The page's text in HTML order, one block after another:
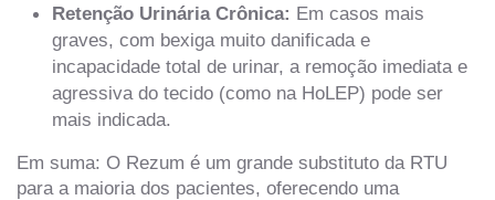
Retenção Urinária Crônica: Em casos mais
graves, com bexiga muito danificada e
incapacidade total de urinar, a remoção imediata e
agressiva do tecido (como na HoLEP) pode ser
mais indicada.
Em suma: O Rezum é um grande substituto da RTU
para a maioria dos pacientes, oferecendo uma